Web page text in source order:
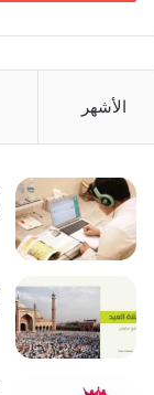
الأشهر